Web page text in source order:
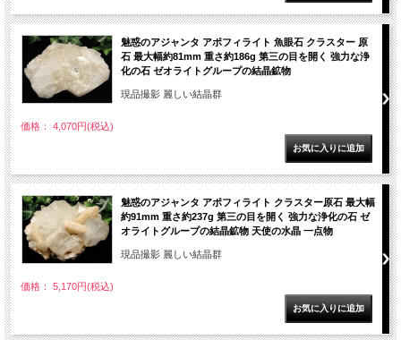
魅惑のアジャンタ アポフィライト 魚眼石 クラスター 原
石 最大幅約81mm 重さ約186g 第三の目を開く 強力な浄
化の石 ゼオライトグループの結晶鉱物
現品撮影 麗しい結晶群
価格： 4,070円(税込)
魅惑のアジャンタ アポフィライト クラスター原石 最大幅
約91mm 重さ約237g 第三の目を開く 強力な浄化の石 ゼ
オライトグループの結晶鉱物 天使の水晶 一点物
現品撮影 麗しい結晶群
価格： 5,170円(税込)